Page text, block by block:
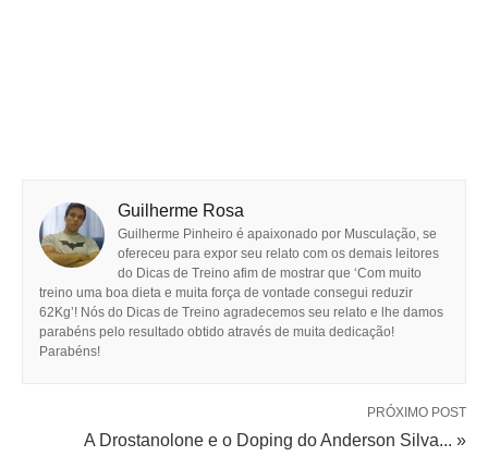
Guilherme Rosa
Guilherme Pinheiro é apaixonado por Musculação, se
ofereceu para expor seu relato com os demais leitores
do Dicas de Treino afim de mostrar que ‘Com muito
treino uma boa dieta e muita força de vontade consegui reduzir
62Kg’! Nós do Dicas de Treino agradecemos seu relato e lhe damos
parabéns pelo resultado obtido através de muita dedicação!
Parabéns!
PRÓXIMO POST
A Drostanolone e o Doping do Anderson Silva... »